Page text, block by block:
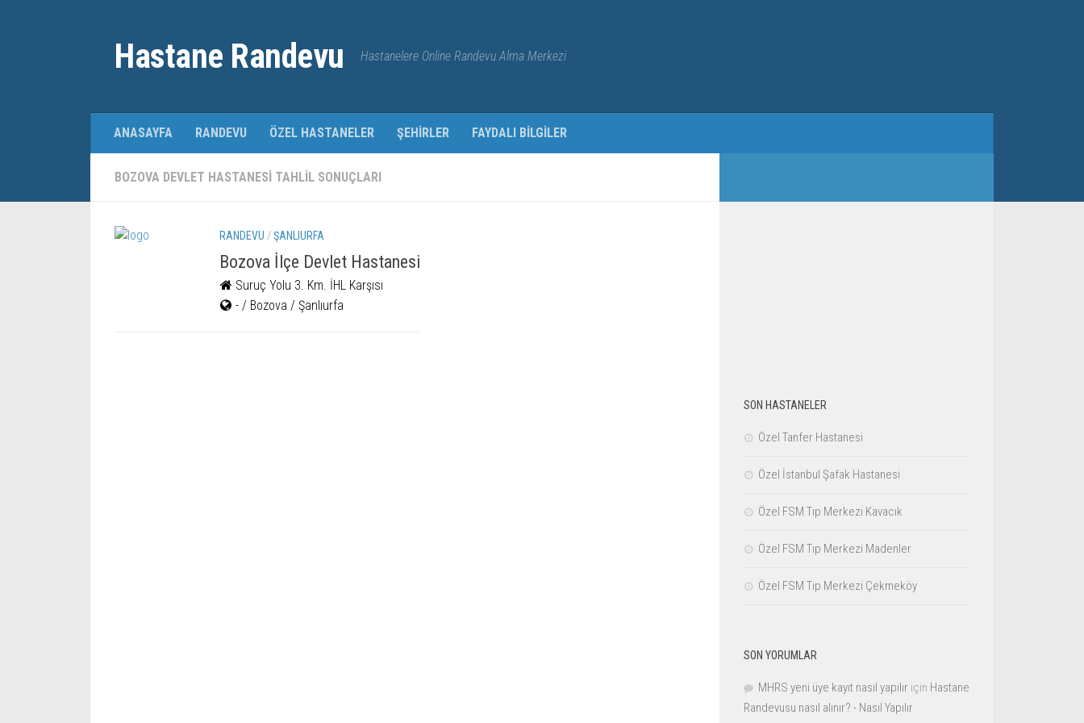
Hastane Randevu Hastanelere Online Randevu Alma Merkezi
ANASAYFA RANDEVU ÖZEL HASTANELER ŞEHIRLER FAYDALI BILGILER
BOZOVA DEVLET HASTANESI TAHLIL SONUÇLARI
RANDEVU /ŞANLIURFA
Bozova İlçe Devlet Hastanesi
Suruç Yolu 3. Km. İHL Karşısı
- / Bozova / Şanlıurfa
SON HASTANELER
Özel Tanfer Hastanesi
Özel İstanbul Şafak Hastanesi
Özel FSM Tıp Merkezi Kavacık
Özel FSM Tıp Merkezi Madenler
Özel FSM Tıp Merkezi Çekmeköy
SON YORUMLAR
MHRS yeni üye kayıt nasıl yapılır için Hastane
Randevusu nasıl alınır? - Nasıl Yapılır